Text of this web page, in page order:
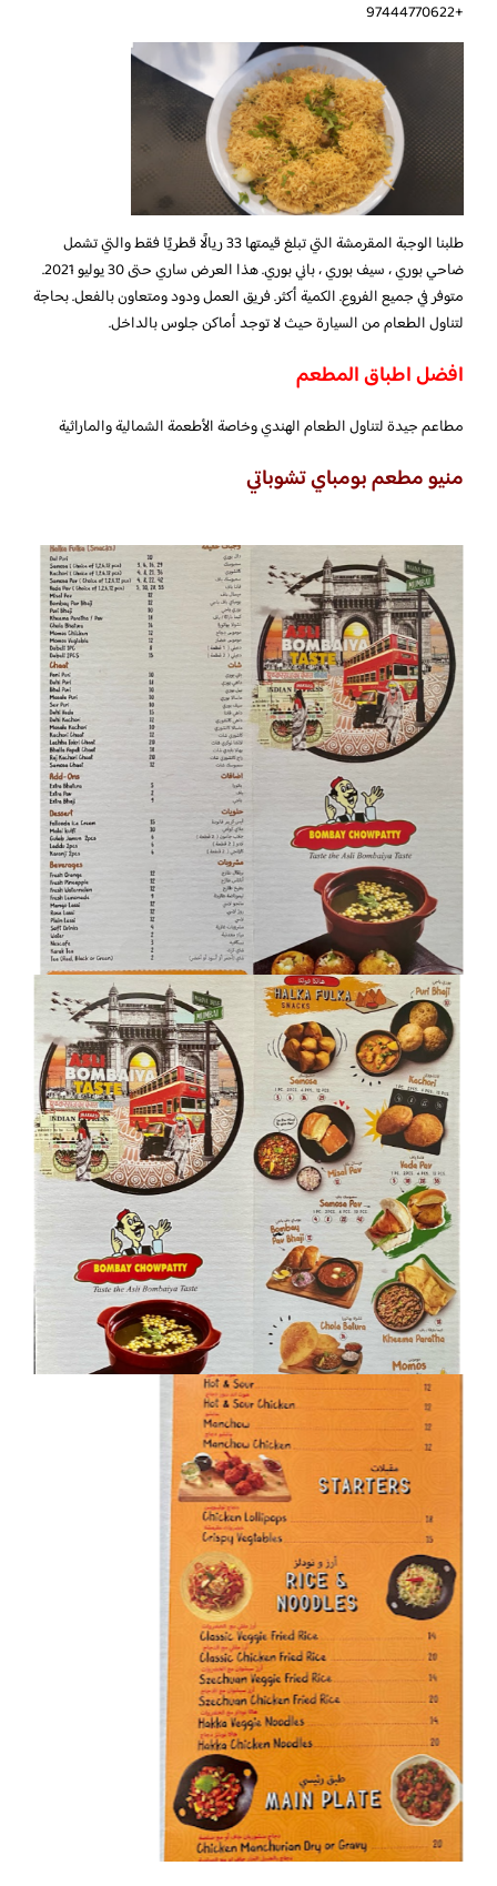
+97444770622
طلبنا الوجبة المقرمشة التي تبلغ قيمتها 33 ريالًا قطريًا فقط والتي تشمل
ضاحي بوري ، سيف بوري ، باني بوري. هذا العرض ساري حتى 30 يوليو 2021.
متوفر في جميع الفروع. الكمية أكثر. فريق العمل ودود ومتعاون بالفعل. بحاجة
لتناول الطعام من السيارة حيث لا توجد أماكن جلوس بالداخل.
افضل اطباق المطعم
مطاعم جيدة لتناول الطعام الهندي وخاصة الأطعمة الشمالية والماراثية
منيو مطعم بومباي تشوباتي